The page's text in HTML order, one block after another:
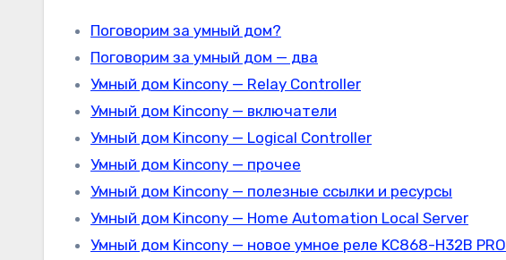
Поговорим за умный дом?
Поговорим за умный дом — два
Умный дом Kincony — Relay Controller
Умный дом Kincony — включатели
Умный дом Kincony — Logical Controller
Умный дом Kincony — прочее
Умный дом Kincony — полезные ссылки и ресурсы
Умный дом Kincony — Home Automation Local Server
Умный дом Kincony — новое умное реле KC868-H32B PRO